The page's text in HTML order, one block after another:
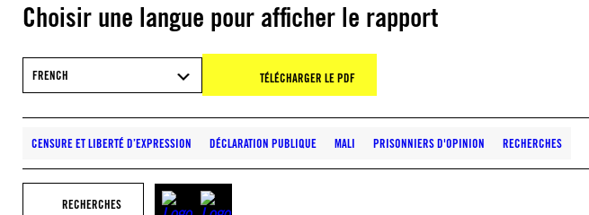
Choisir une langue pour afficher le rapport
FRENCH TÉLÉCHARGER LE PDF
CENSURE ET LIBERTÉ D’EXPRESSION DÉCLARATION PUBLIQUE MALI PRISONNIERS D'OPINION RECHERCHES
RECHERCHES